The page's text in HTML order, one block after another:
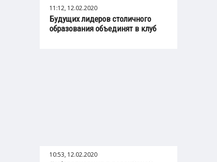
11:12, 12.02.2020
Будущих лидеров столичного
образования объединят в клуб
10:53, 12.02.2020